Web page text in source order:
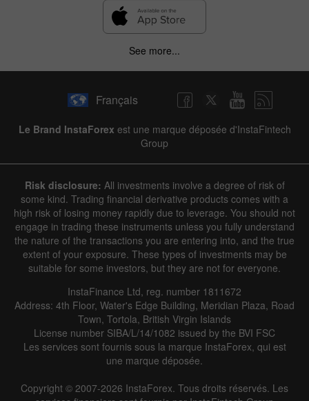
See more...
Français
Le Brand InstaForex est une marque déposée d'InstaFintech
Group
Risk disclosure: All investments involve a degree of risk of
some kind. Trading financial derivative products comes with a
high risk of losing money rapidly due to leverage. You should not
engage in trading these instruments unless you fully understand
the nature of the transactions you are entering into, and the true
extent of your exposure. These types of investments may be
suitable for some investors, but they are not for everyone.
InstaFinance Ltd, reg. number 1811672
Address: 4th Floor, Water's Edge Building, Meridian Plaza, Road
Town, Tortola, British Virgin Islands
License number SIBA/L/14/1082 issued by the BVI FSC
Les services sont fournis sous la marque InstaForex, qui est
une marque déposée.
Copyright © 2007-2026 InstaForex. Tous droits réservés. Les